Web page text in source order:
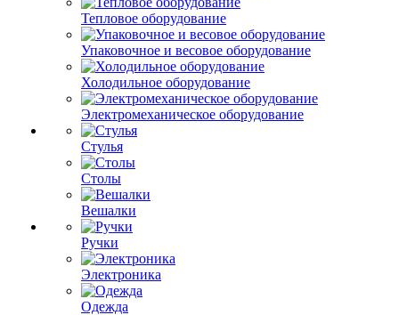
Тепловое оборудование
Упаковочное и весовое оборудование
Холодильное оборудование
Электромеханическое оборудование
Стулья
Столы
Вешалки
Ручки
Электроника
Одежда